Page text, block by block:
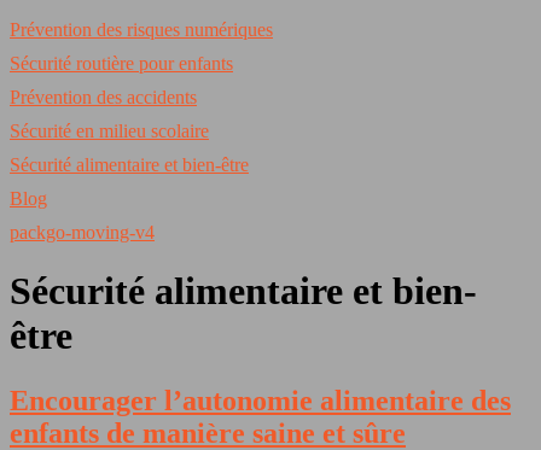
Prévention des risques numériques
Sécurité routière pour enfants
Prévention des accidents
Sécurité en milieu scolaire
Sécurité alimentaire et bien-être
Blog
packgo-moving-v4
Sécurité alimentaire et bien-
être
Encourager l’autonomie alimentaire des
enfants de manière saine et sûre